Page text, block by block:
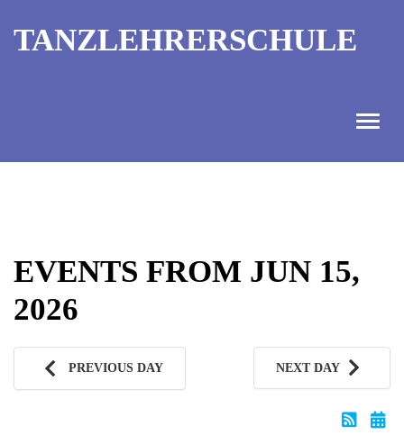
TANZLEHRERSCHULE
AUSBILDUNGTERMINE
KONTAKT
TANZMEISTER
EVENTS FROM JUN 15,
2026
PREVIOUS DAY NEXT DAY